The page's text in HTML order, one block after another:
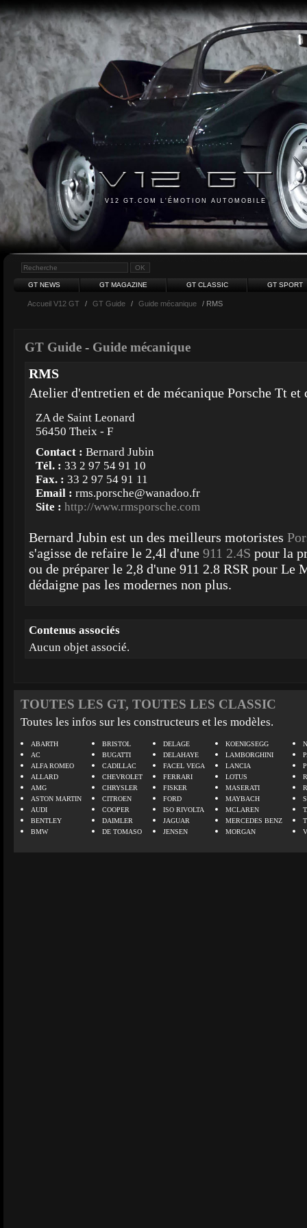
V12 GT.COM L'ÉMOTION AUTOMOBILE
GT NEWS GT MAGAZINE GT CLASSIC GT SPORT
Accueil V12 GT / GT Guide / Guide mécanique / RMS
GT Guide - Guide mécanique
RMS
Atelier d'entretien et de mécanique Porsche Tt et
ZA de Saint Leonard
56450 Theix - F
Contact : Bernard Jubin
Tél. : 33 2 97 54 91 10
Fax. : 33 2 97 54 91 11
Email : rms.porsche@wanadoo.fr
Site : http://www.rmsporsche.com
Bernard Jubin est un des meilleurs motoristes
s'agisse de refaire le 2,4l d'une 911 2.4S pour la
ou de préparer le 2,8 d'une 911 2.8 RSR pour Le
dédaigne pas les modernes non plus.
Contenus associés
Aucun objet associé.
TOUTES LES GT, TOUTES LES CLASSIC
Toutes les infos sur les constructeurs et les modèles.
ABARTH
AC
ALFA ROMEO
ALLARD
AMG
ASTON MARTIN
AUDI
BENTLEY
BMW
BRISTOL
BUGATTI
CADILLAC
CHEVROLET
CHRYSLER
CITROEN
COOPER
DAIMLER
DE TOMASO
DELAGE
DELAHAYE
FACEL VEGA
FERRARI
FISKER
FORD
ISO RIVOLTA
JAGUAR
JENSEN
KOENIGSEGG
LAMBORGHINI
LANCIA
LOTUS
MASERATI
MAYBACH
MCLAREN
MERCEDES BENZ
MORGAN